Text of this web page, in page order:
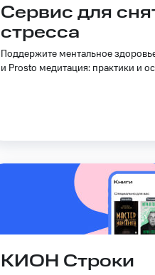
Сервис для
стресса
Поддержите ментальное
и Prosto медитация: практики и
КИОН Строки